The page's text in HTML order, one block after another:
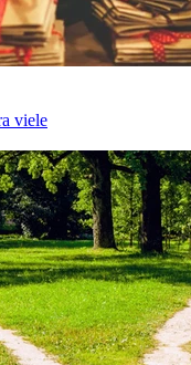
viele